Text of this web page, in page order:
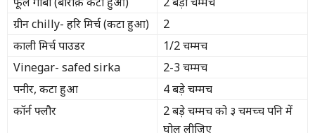
ग्रीन chilly- हरि मिर्च (कटा हुआ)
2
काली मिर्च पाउडर
1/2 चम्मच
Vinegar- safed sirka
2-3 चम्मच
पनीर, कटा हुआ
4 बड़े चम्मच
कॉर्न फ्लौर
2 बड़े चम्मच को ३ चमच्च पनि में
घोल लीजिए